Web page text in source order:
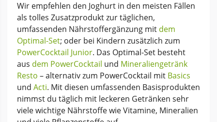
Wir empfehlen den Joghurt in den meisten Fällen
als tolles Zusatzprodukt zur täglichen,
umfassenden Nährstoffergänzung mit dem
Optimal-Set; oder bei Kindern zusätzlich zum
PowerCocktail Junior. Das Optimal-Set besteht
aus dem PowerCocktail und Mineraliengetränk
Resto – alternativ zum PowerCocktail mit Basics
und Acti. Mit diesen umfassenden Basisprodukten
nimmst du täglich mit leckeren Getränken sehr
viele wichtige Nährstoffe wie Vitamine, Mineralien